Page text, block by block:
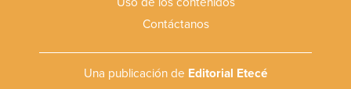
Contáctanos
Una publicación de Editorial Etecé